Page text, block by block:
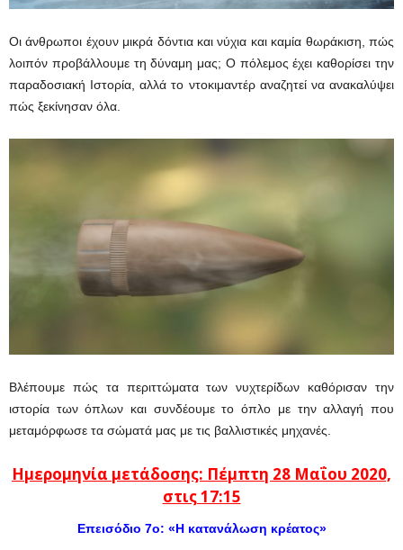
Οι άνθρωποι έχουν μικρά δόντια και νύχια και καμία θωράκιση, πώς
λοιπόν προβάλλουμε τη δύναμη μας; Ο πόλεμος έχει καθορίσει την
παραδοσιακή Ιστορία, αλλά το ντοκιμαντέρ αναζητεί να ανακαλύψει
πώς ξεκίνησαν όλα.
Βλέπουμε πώς τα περιττώματα των νυχτερίδων καθόρισαν την
ιστορία των όπλων και συνδέουμε το όπλο με την αλλαγή που
μεταμόρφωσε τα σώματά μας με τις βαλλιστικές μηχανές.
Ημερομηνία μετάδοσης: Πέμπτη 28 Μαΐου 2020,
στις 17:15
Επεισόδιο 7ο: «Η κατανάλωση κρέατος»